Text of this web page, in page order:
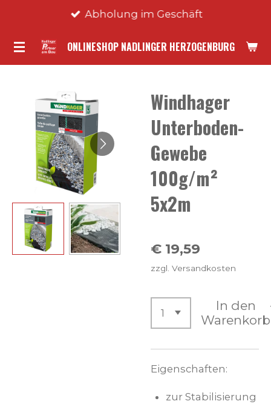
springen
ONLINESHOP NADLINGER HERZOGENBURG
Abholung im Geschäft
Windhager
Unterboden-
Gewebe
100g/m²
5x2m
€ 19,59
zzgl. Versandkosten
In den
Warenkorb
Eigenschaften:
zur Stabilisierung